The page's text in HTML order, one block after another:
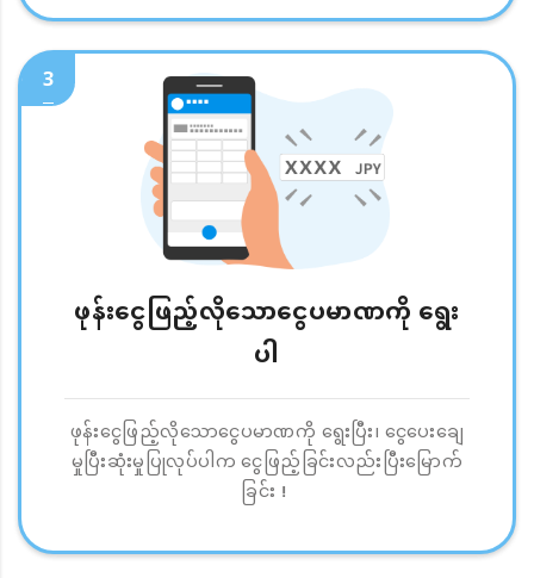
3
ဖုန်းငွေဖြည့်လိုသောငွေပမာဏကို ရွေး
ပါ
ဖုန်းငွေဖြည့်လိုသောငွေပမာဏကို ရွေးပြီး၊ ငွေပေးချေ
မှုပြီးဆုံးမှုပြုလုပ်ပါက ငွေဖြည့်ခြင်းလည်းပြီးမြောက်
ခြင်း！